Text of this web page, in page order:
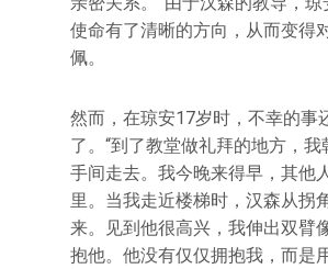
使命有了清晰的方向，从而变得
佩。
然而，在琼安17岁时，不幸的事
了。“到了教堂做礼拜的地方，
手间走去。我今晚来得早，其他
里。当我走近楼梯时，汉森从拐
来。见到他很高兴，我伸出双臂
抱他。他没有仅仅拥抱我，而是